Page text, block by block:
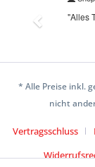
* Alle Preise inkl.
nicht
Vertragsschluss